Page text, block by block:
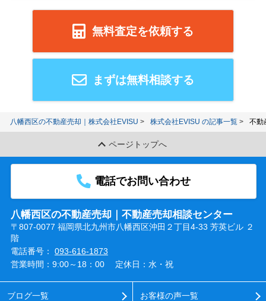
無料査定を依頼する
まずは無料相談する
八幡西区の不動産売却｜株式会社EVISU 株式会社EVISU の記事一覧 不動
ページトップへ
電話でお問い合わせ
八幡西区の不動産売却｜不動産売却相談センター
〒807-0077 福岡県北九州市八幡西区沖田２丁目4-33 芳英ビル ２
階
電話番号： 093-616-1873
営業時間：9:00～18：00
定休日：水・祝
ブログ一覧 お客様の声一覧